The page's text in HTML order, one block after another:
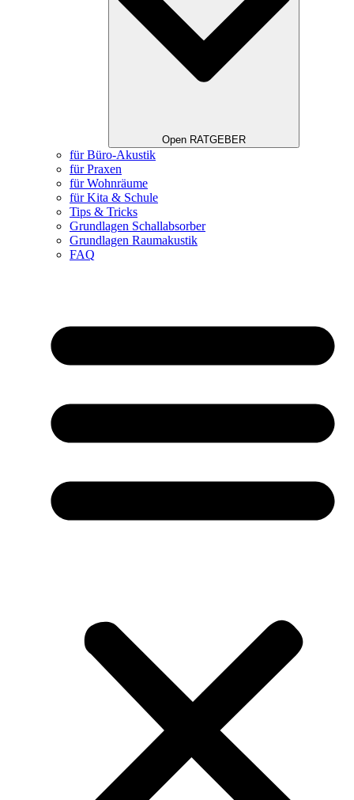
Open RATGEBER
für Büro-Akustik
für Praxen
für Wohnräume
für Kita & Schule
Tips & Tricks
Grundlagen Schallabsorber
Grundlagen Raumakustik
FAQ